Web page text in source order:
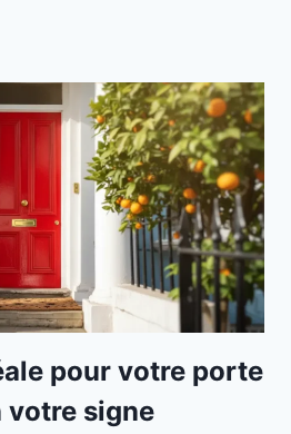
pour votre porte
votre signe